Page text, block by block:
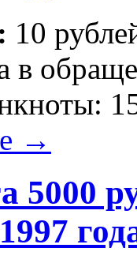
10
в
→
5000